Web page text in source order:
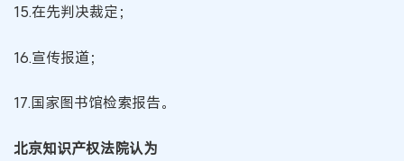
15.在先判决裁定；
16.宣传报道；
17.国家图书馆检索报告。
北京知识产权法院认为